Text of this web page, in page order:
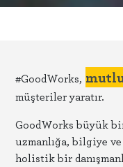
#GoodWorks,
müşteriler yaratır.
GoodWorks büyük
uzmanlığa, bilgiye
holistik bir